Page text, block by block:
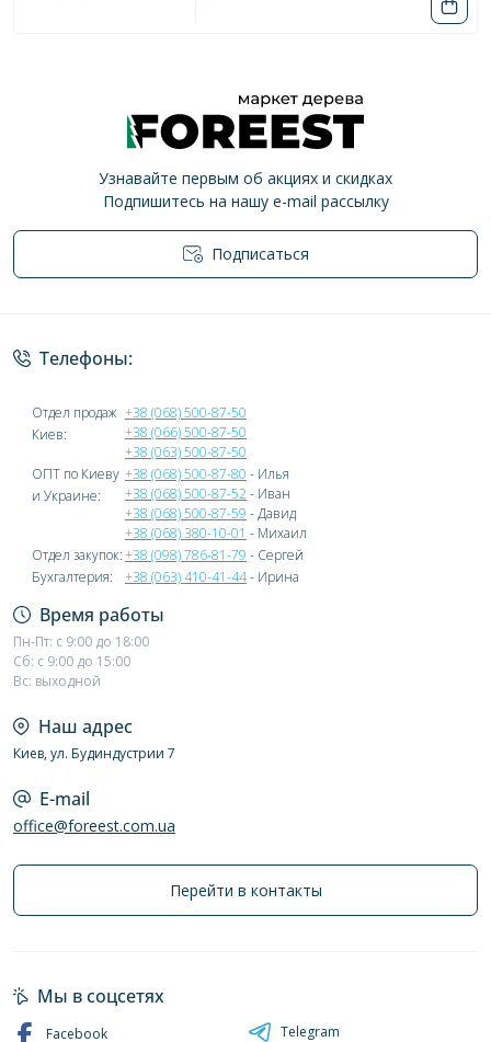
Узнавайте первым об акциях и скидках
Подпишитесь на нашу e-mail рассылку
Подписаться
Политика конфиденциальности
Телефоны:
Отдел продаж
Киев:
+38 (068) 500-87-50
+38 (066) 500-87-50
+38 (063) 500-87-50
ОПТ по Киеву
и Украине:
+38 (068) 500-87-80 - Илья
+38 (068) 500-87-52- Иван
+38 (068) 500-87-59 - Давид
+38 (068) 380-10-01 - Михаил
Отдел закупок:+38 (098) 786-81-79 - Сергей
Бухгалтерия:
+38 (063) 410-41-44- Ирина
Время работы
Пн-Пт: с 9:00 до 18:00
Сб: с 9:00 до 15:00
Вс: выходной
Наш адрес
Киев, ул. Будиндустрии 7
E-mail
office@foreest.com.ua
Перейти в контакты
Мы в соцсетях
Facebook
Telegram